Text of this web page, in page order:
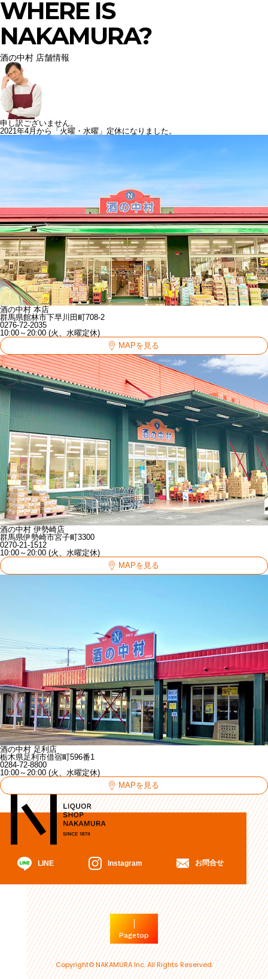
WHERE IS
NAKAMURA?
酒の中村 店舗情報
申し訳ございません。
2021年4月から「火曜・水曜」定休になりました。
酒の中村 本店
群馬県館林市下早川田町708-2
0276-72-2035
10:00～20:00 (火、水曜定休)
MAPを見る
酒の中村 伊勢崎店
群馬県伊勢崎市宮子町3300
0270-21-1512
10:00～20:00 (火、水曜定休)
MAPを見る
酒の中村 足利店
栃木県足利市借宿町596番1
0284-72-8800
10:00～20:00 (火、水曜定休)
MAPを見る
LINE Instagram お問合せ
Pagetop
Copyright© NAKAMURA Inc. All Rights Reserved.